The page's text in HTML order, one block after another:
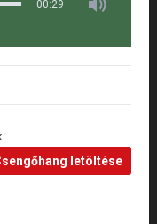
00:29
letöltése